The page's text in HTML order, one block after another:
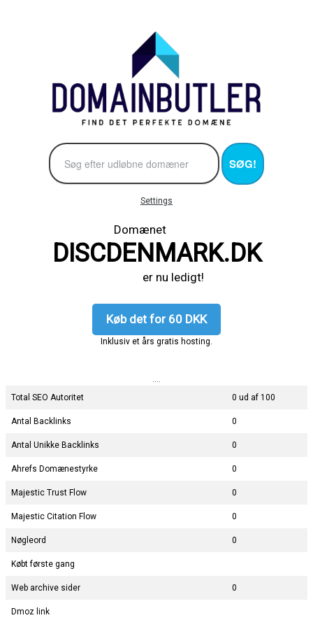
SØG!
Settings
Domænet
DISCDENMARK.DK
er nu ledigt!
Køb det for 60 DKK
Inklusiv et års gratis hosting.
....
Total SEO Autoritet
0 ud af 100
Antal Backlinks 0
Antal Unikke Backlinks 0
Ahrefs Domænestyrke 0
Majestic Trust Flow 0
Majestic Citation Flow 0
Nøgleord 0
Købt første gang
Web archive sider 0
Dmoz link